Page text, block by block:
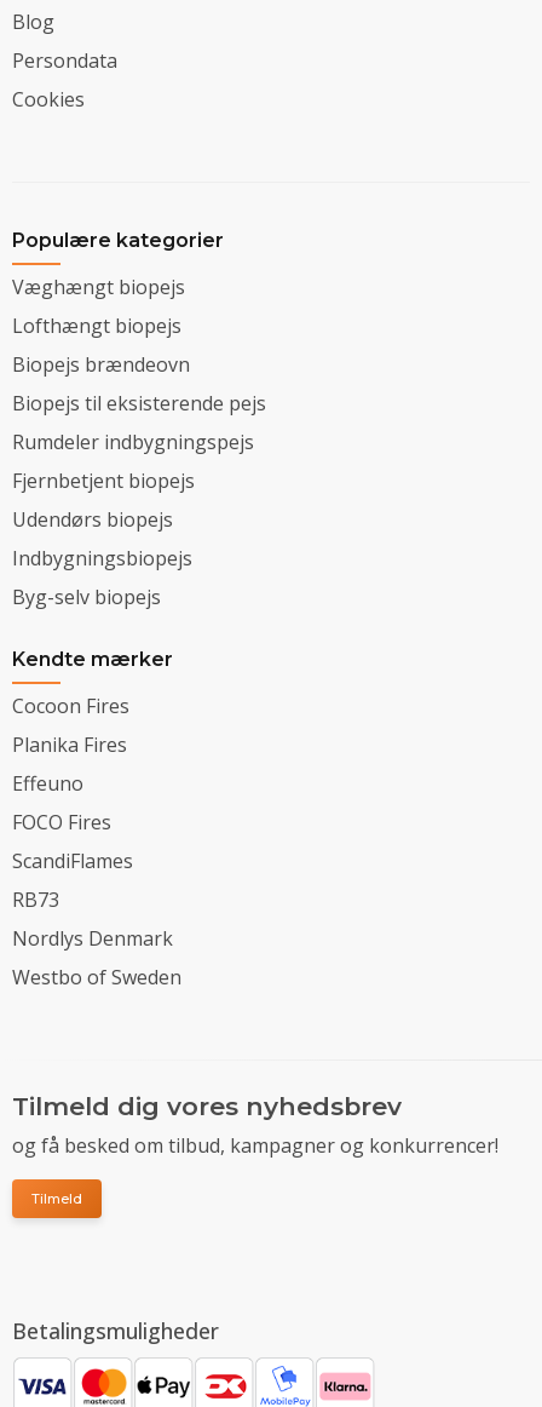
Blog
Persondata
Cookies
Populære kategorier
Væghængt biopejs
Lofthængt biopejs
Biopejs brændeovn
Biopejs til eksisterende pejs
Rumdeler indbygningspejs
Fjernbetjent biopejs
Udendørs biopejs
Indbygningsbiopejs
Byg-selv biopejs
Kendte mærker
Cocoon Fires
Planika Fires
Effeuno
FOCO Fires
ScandiFlames
RB73
Nordlys Denmark
Westbo of Sweden
Tilmeld dig vores nyhedsbrev
og få besked om tilbud, kampagner og konkurrencer!
Tilmeld
Betalingsmuligheder